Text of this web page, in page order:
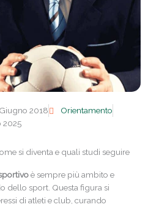
2018
Orientamento
2025
si diventa e quali studi seguire
è sempre più ambito e
dello sport. Questa figura si
di atleti e club, curando